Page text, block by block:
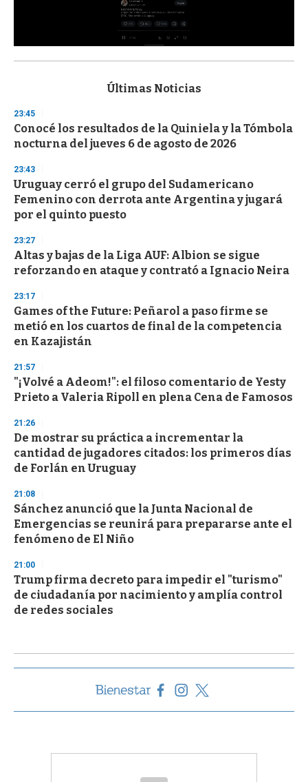
s
d
s
o
f
3
s
e
c
o
d
s
Últimas Noticias
23:45
Conocé los resultados de la Quiniela y la Tómbola
nocturna del jueves 6 de agosto de 2026
23:43
Uruguay cerró el grupo del Sudamericano
Femenino con derrota ante Argentina y jugará
por el quinto puesto
23:27
Altas y bajas de la Liga AUF: Albion se sigue
reforzando en ataque y contrató a Ignacio Neira
23:17
Games of the Future: Peñarol a paso firme se
metió en los cuartos de final de la competencia
en Kazajistán
21:57
"¡Volvé a Adeom!": el filoso comentario de Yesty
Prieto a Valeria Ripoll en plena Cena de Famosos
21:26
De mostrar su práctica a incrementar la
cantidad de jugadores citados: los primeros días
de Forlán en Uruguay
21:08
Sánchez anunció que la Junta Nacional de
Emergencias se reunirá para prepararse ante el
fenómeno de El Niño
21:00
Trump firma decreto para impedir el "turismo"
de ciudadanía por nacimiento y amplía control
de redes sociales